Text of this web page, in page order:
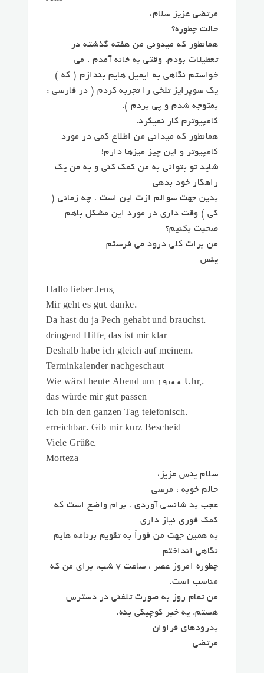
مرتضی عزیز سلام،
حالت چطوره؟
همانطور که میدونی من هفته گذشته در
تعطیلات بودم. وقتی به خانه آمدم ، می
خواستم نگاهی به ایمیل هایم بندازم ( که )
یک سوپرایز تلخی را تجربه کردم ( در فارسی :
بمتوجه شدم و پی بردم ).
کامپیوترم کار نمیکرد.
همانطور که میدانی من اطلاع کمی در مورد
کامپیوتر و این چیز میزها دارم!
شاید تو بتوانی به من کمک کنی و به من یک
راهکار خود بدهی
بدین جهت سوالم ازت این است ، چه زمانی (
کی ) وقت داری در مورد این مشکل باهم
صحبت بکنیم؟
من برات کلی درود می فرستم
ینس
,Hallo lieber Jens
.Mir geht es gut, danke
.Da hast du ja Pech gehabt und brauchst
dringend Hilfe, das ist mir klar
.Deshalb habe ich gleich auf meinem
Terminkalender nachgeschaut
.Wie wärst heute Abend um 19:00 Uhr,
das würde mir gut passen
.Ich bin den ganzen Tag telefonisch
erreichbar. Gib mir kurz Bescheid
,Viele Grüße
Morteza
سلام ینس عزیز،
حالم خوبه ، مرسی
عجب بد شانسی آوردی ، برام واضع است که
کمک فوری نیاز داری
به همین جهت من فوراً به تقویم برنامه هایم
نگاهی انداختم
چطوره امروز عصر ، ساعت ۷ شب، برای من که
مناسب است.
من تمام روز به صورت تلفنی در دسترس
هستم. یه خبر کوچیکی بده.
بدرودهای فراوان
مرتضی